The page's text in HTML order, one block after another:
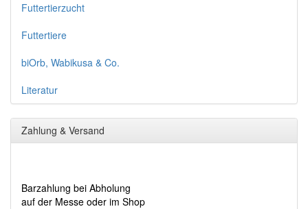
Futtertierzucht
Futtertiere
biOrb, Wabikusa & Co.
Literatur
Zahlung & Versand
Barzahlung bei Abholung
auf der Messe oder im Shop